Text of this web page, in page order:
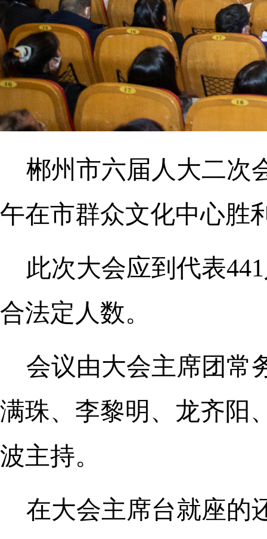
郴州市六届人大二次
午在市群众文化中心胜
此次大会应到代表
合法定人数。
会议由大会主席团常
满珠、李黎明、龙齐阳
波主持。
在大会主席台就座的